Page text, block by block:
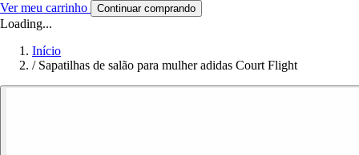
Ver meu carrinho Continuar comprando
Loading...
Início
/ Sapatilhas de salão para mulher adidas Court Flight